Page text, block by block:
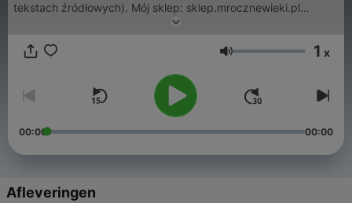
tekstach źródłowych). Mój sklep: sklep.mrocznewieki.pl
Subskrybuj: https://creators.spotify.com/pod/show/michal-
https://patronite.pl/mrocznewieki
https://suppi.pl/mrocznewieki Subskrybuj na YouTube:
https://www.youtube.com/@mrocznewieki Twórca i narrator:
Michał Kuźniar kontakt: admin[ ]mrocznewieki.pl
Volume 1 x
00:00 00:00
Afleveringen